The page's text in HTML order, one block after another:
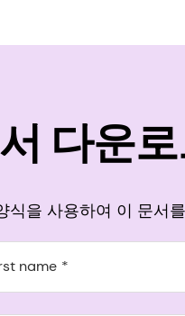
다운
식을 사용하여 이 문서
name